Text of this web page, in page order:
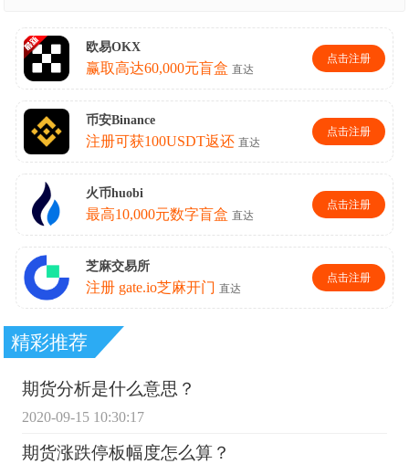
精彩推荐
期货分析是什么意思？
2020-09-15 10:30:17
期货涨跌停板幅度怎么算？